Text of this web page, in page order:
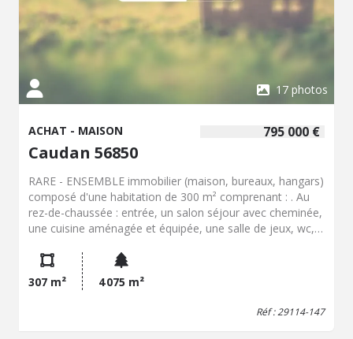
17 photos
795 000 €
ACHAT - MAISON
Caudan 56850
RARE - ENSEMBLE immobilier (maison, bureaux, hangars)
composé d'une habitation de 300 m² comprenant : . Au
rez-de-chaussée : entrée, un salon séjour avec cheminée,
une cuisine aménagée et équipée, une salle de jeux, wc,
grenier au dessus, arrière cuisine, buanderie ; . A l'étage :
trois chambres, une salle de bains, 1 bâtiment à usage de
bureaux, espace hangar ouvert avec étage ( dalle béton)
307 m² 4 075 m²
Réf : 29114-147